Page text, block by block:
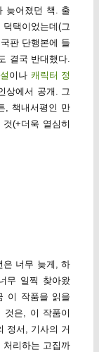
늦어졌던 책. 출
택이었는데(그
판 단행본에 들
결국 반대했다.
이나 캐릭터 정
상에서 공개. 그
, 책내서평인 만
(+더욱 열심히
은 너무 늦게, 하
무 일찍 찾아왔
이 작품을 읽을
것은, 이 작품이
정서, 기사의 거
리하는 고집까